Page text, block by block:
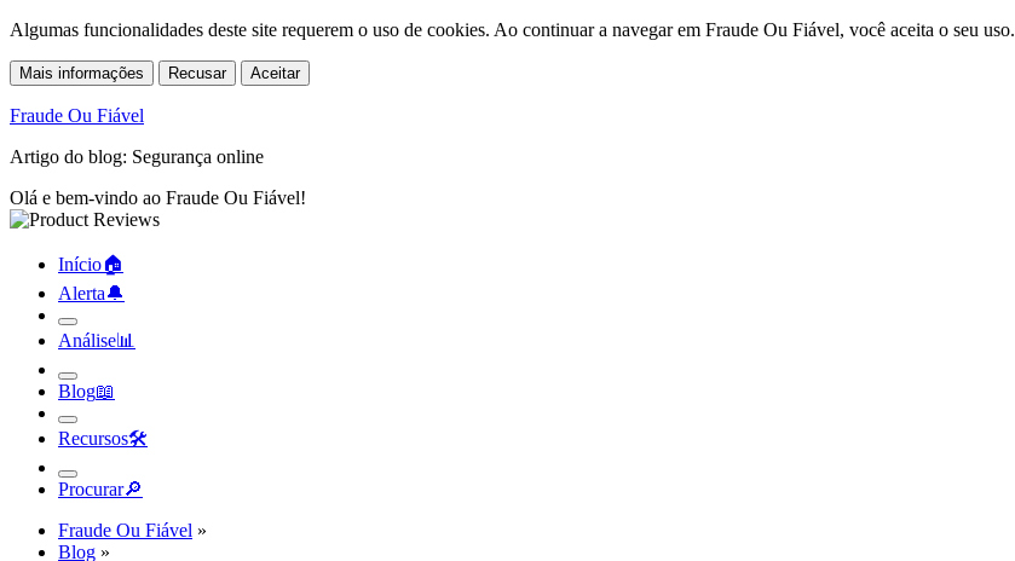
Algumas funcionalidades deste site requerem o uso de cookies. Ao continuar a navegar em Fraude Ou Fiável, você aceita o seu uso.
Mais informações Recusar Aceitar
Fraude Ou Fiável
Artigo do blog: Segurança online
Olá e bem-vindo ao Fraude Ou Fiável!
Início🏠︎
Alerta🔔︎
Análise📊︎
Blog📖︎
Recursos🛠︎
Procurar🔎︎
Fraude Ou Fiável »
Blog »